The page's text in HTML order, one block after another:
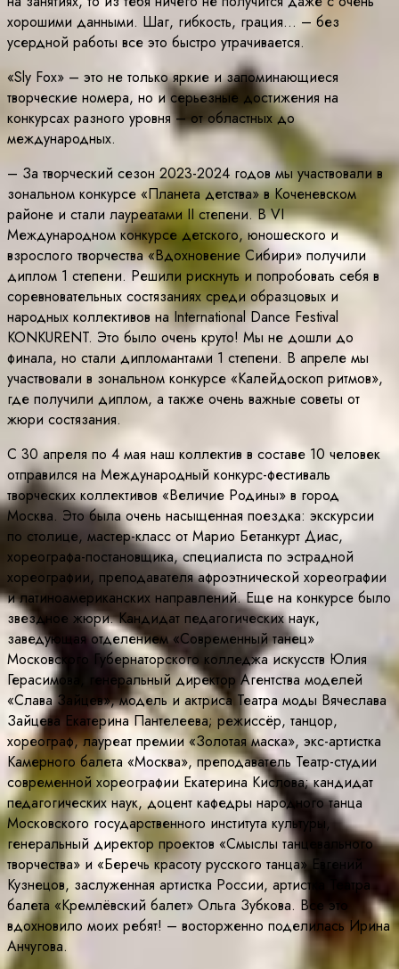
хорошими данными. Шаг, гибкость, грация… – без
усердной работы все это быстро утрачивается.
«Sly Fox» – это не только яркие и запоминающиеся
творческие номера, но и серьезные достижения на
конкурсах разного уровня – от областных до
международных.
– За творческий сезон 2023-2024 годов мы участвовали в
зональном конкурсе «Планета детства» в Коченевском
районе и стали лауреатами II степени. В VI
Международном конкурсе детского, юношеского и
взрослого творчества «Вдохновение Сибири» получили
диплом 1 степени. Решили рискнуть и попробовать себя в
соревновательных состязаниях среди образцовых и
народных коллективов на International Dance Festival
KONKURENT. Это было очень круто! Мы не дошли до
финала, но стали дипломантами 1 степени. В апреле мы
участвовали в зональном конкурсе «Калейдоскоп ритмов»,
где получили диплом, а также очень важные советы от
жюри состязания.
С 30 апреля по 4 мая наш коллектив в составе 10 человек
отправился на Международный конкурс-фестиваль
творческих коллективов «Величие Родины» в город
Москва. Это была очень насыщенная поездка: экскурсии
по столице, мастер-класс от Марио Бетанкурт Диас,
хореографа-постановщика, специалиста по эстрадной
хореографии, преподавателя афроэтнической хореографии
и латиноамериканских направлений. Еще на конкурсе было
звездное жюри. Кандидат педагогических наук,
заведующая отделением «Современный танец»
Московского Губернаторского колледжа искусств Юлия
Герасимова, генеральный директор Агентства моделей
«Слава Зайцев», модель и актриса Театра моды Вячеслава
Зайцева Екатерина Пантелеева; режиссёр, танцор,
хореограф, лауреат премии «Золотая маска», экс-артистка
Камерного балета «Москва», преподаватель Театр-студии
современной хореографии Екатерина Кислова; кандидат
педагогических наук, доцент кафедры народного танца
Московского государственного института культуры,
генеральный директор проектов «Смыслы танцевального
творчества» и «Беречь красоту русского танца» Евгений
Кузнецов, заслуженная артистка России, артистка Театра
балета «Кремлёвский балет» Ольга Зубкова. Все это
вдохновило моих ребят! – восторженно поделилась Ирина
Анчугова.